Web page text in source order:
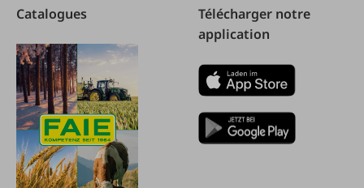
Catalogues
Télécharger notre
application